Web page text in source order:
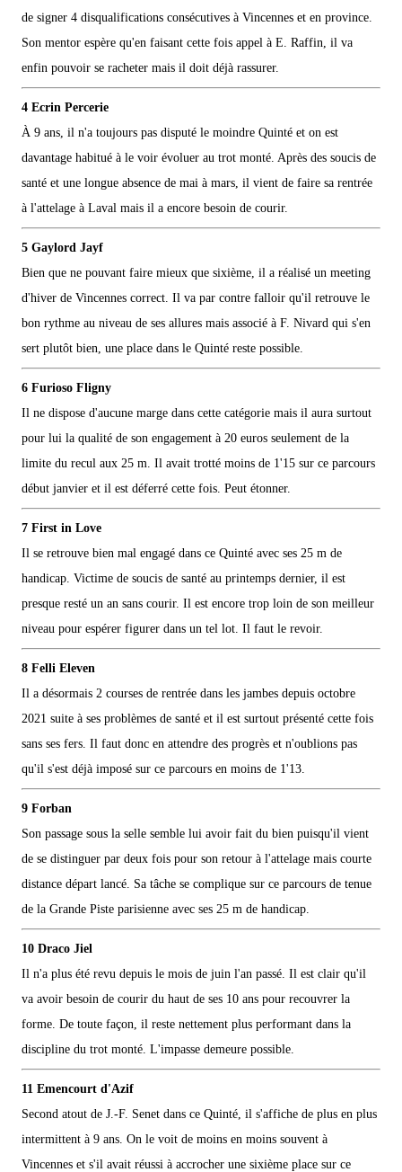
de signer 4 disqualifications consécutives à Vincennes et en province.
Son mentor espère qu'en faisant cette fois appel à E. Raffin, il va
enfin pouvoir se racheter mais il doit déjà rassurer.
4 Ecrin Percerie
À 9 ans, il n'a toujours pas disputé le moindre Quinté et on est
davantage habitué à le voir évoluer au trot monté. Après des soucis de
santé et une longue absence de mai à mars, il vient de faire sa rentrée
à l'attelage à Laval mais il a encore besoin de courir.
5 Gaylord Jayf
Bien que ne pouvant faire mieux que sixième, il a réalisé un meeting
d'hiver de Vincennes correct. Il va par contre falloir qu'il retrouve le
bon rythme au niveau de ses allures mais associé à F. Nivard qui s'en
sert plutôt bien, une place dans le Quinté reste possible.
6 Furioso Fligny
Il ne dispose d'aucune marge dans cette catégorie mais il aura surtout
pour lui la qualité de son engagement à 20 euros seulement de la
limite du recul aux 25 m. Il avait trotté moins de 1'15 sur ce parcours
début janvier et il est déferré cette fois. Peut étonner.
7 First in Love
Il se retrouve bien mal engagé dans ce Quinté avec ses 25 m de
handicap. Victime de soucis de santé au printemps dernier, il est
presque resté un an sans courir. Il est encore trop loin de son meilleur
niveau pour espérer figurer dans un tel lot. Il faut le revoir.
8 Felli Eleven
Il a désormais 2 courses de rentrée dans les jambes depuis octobre
2021 suite à ses problèmes de santé et il est surtout présenté cette fois
sans ses fers. Il faut donc en attendre des progrès et n'oublions pas
qu'il s'est déjà imposé sur ce parcours en moins de 1'13.
9 Forban
Son passage sous la selle semble lui avoir fait du bien puisqu'il vient
de se distinguer par deux fois pour son retour à l'attelage mais courte
distance départ lancé. Sa tâche se complique sur ce parcours de tenue
de la Grande Piste parisienne avec ses 25 m de handicap.
10 Draco Jiel
Il n'a plus été revu depuis le mois de juin l'an passé. Il est clair qu'il
va avoir besoin de courir du haut de ses 10 ans pour recouvrer la
forme. De toute façon, il reste nettement plus performant dans la
discipline du trot monté. L'impasse demeure possible.
11 Emencourt d'Azif
Second atout de J.-F. Senet dans ce Quinté, il s'affiche de plus en plus
intermittent à 9 ans. On le voit de moins en moins souvent à
Vincennes et s'il avait réussi à accrocher une sixième place sur ce